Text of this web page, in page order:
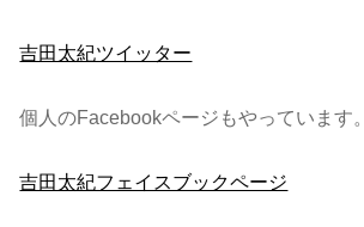
吉田太紀ツイッター
個人のFacebookページもやっています。
吉田太紀フェイスブックページ